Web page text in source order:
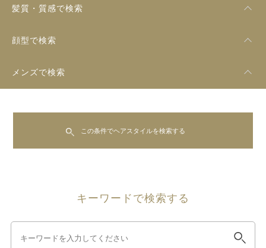
髪質・質感で検索
顔型で検索
メンズで検索
この条件でヘアスタイルを検索する
キーワードで検索する